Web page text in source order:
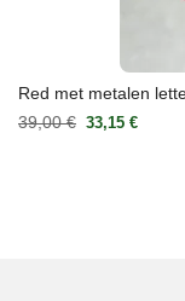
Red met metalen
39,00 € 33,15 €